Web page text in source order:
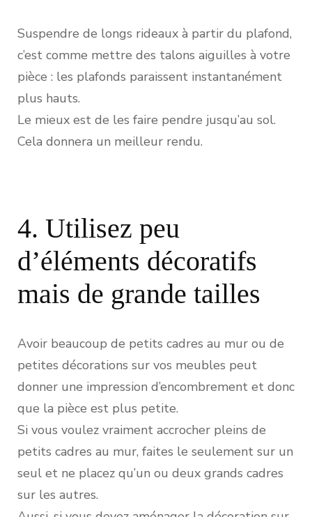
Suspendre de longs rideaux à partir du plafond,
c’est comme mettre des talons aiguilles à votre
pièce : les plafonds paraissent instantanément
plus hauts.
Le mieux est de les faire pendre jusqu’au sol.
Cela donnera un meilleur rendu.
4. Utilisez peu
d’éléments décoratifs
mais de grande tailles
Avoir beaucoup de petits cadres au mur ou de
petites décorations sur vos meubles peut
donner une impression d’encombrement et donc
que la pièce est plus petite.
Si vous voulez vraiment accrocher pleins de
petits cadres au mur, faites le seulement sur un
seul et ne placez qu’un ou deux grands cadres
sur les autres.